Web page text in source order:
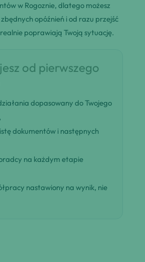
w Rogoznie, dlatego możesz
opóźnień i od razu przejść
poprawiają Twoją sytuację.
od pierwszego
dopasowany do Twojego
dokumentów i następnych
na każdym etapie
nastawiony na wynik, nie